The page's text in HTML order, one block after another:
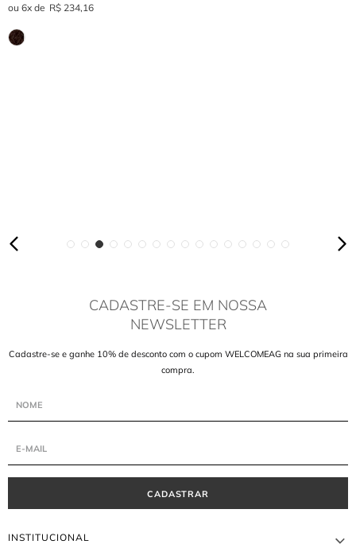
6
R$ 234,16
CADASTRE-SE EM NOSSA
NEWSLETTER
Cadastre-se e ganhe 10% de desconto com o cupom WELCOMEAG na sua primeira
compra.
CADASTRAR
INSTITUCIONAL